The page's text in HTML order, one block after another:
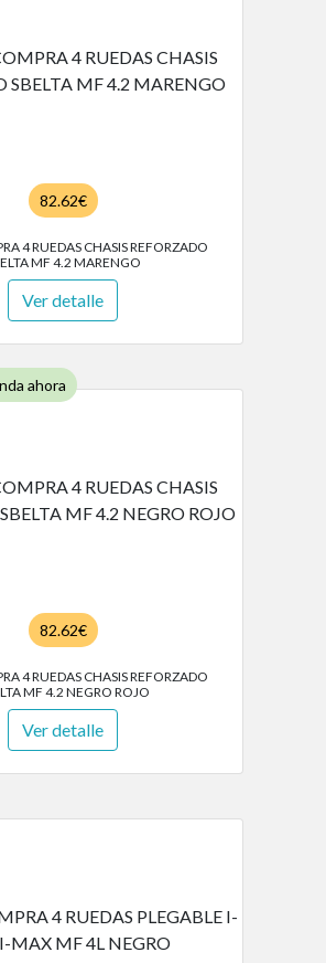
82.62€
4 RUEDAS CHASIS REFORZADO
MF 4.2 MARENGO
Ver detalle
ahora
82.62€
4 RUEDAS CHASIS REFORZADO
MF 4.2 NEGRO ROJO
Ver detalle